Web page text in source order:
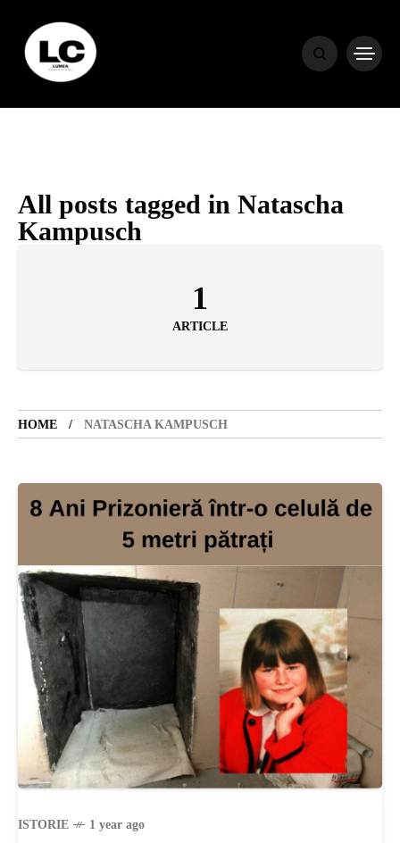
All posts tagged in Natascha
Kampusch
1
ARTICLE
HOME NATASCHA KAMPUSCH
ISTORIE 1 year ago
HOME
HOROSCOP
ENGLISH
CONTENT
SANATATE
SI
INGRIJIRE
ISTORIE
NATURĂ
STIRI
ȘTIINȚA